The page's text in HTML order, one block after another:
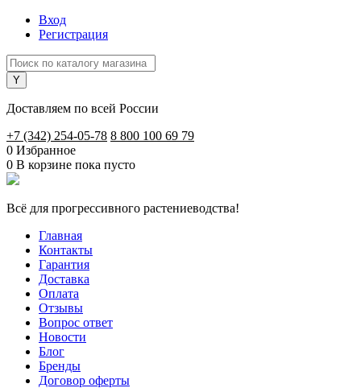
Вход
Регистрация
Доставляем по всей России
+7 (342) 254-05-78 8 800 100 69 79
0 Избранное
0 В корзине пока пусто
Всё для прогрессивного растениеводства!
Главная
Контакты
Гарантия
Доставка
Оплата
Отзывы
Вопрос ответ
Новости
Блог
Бренды
Договор оферты